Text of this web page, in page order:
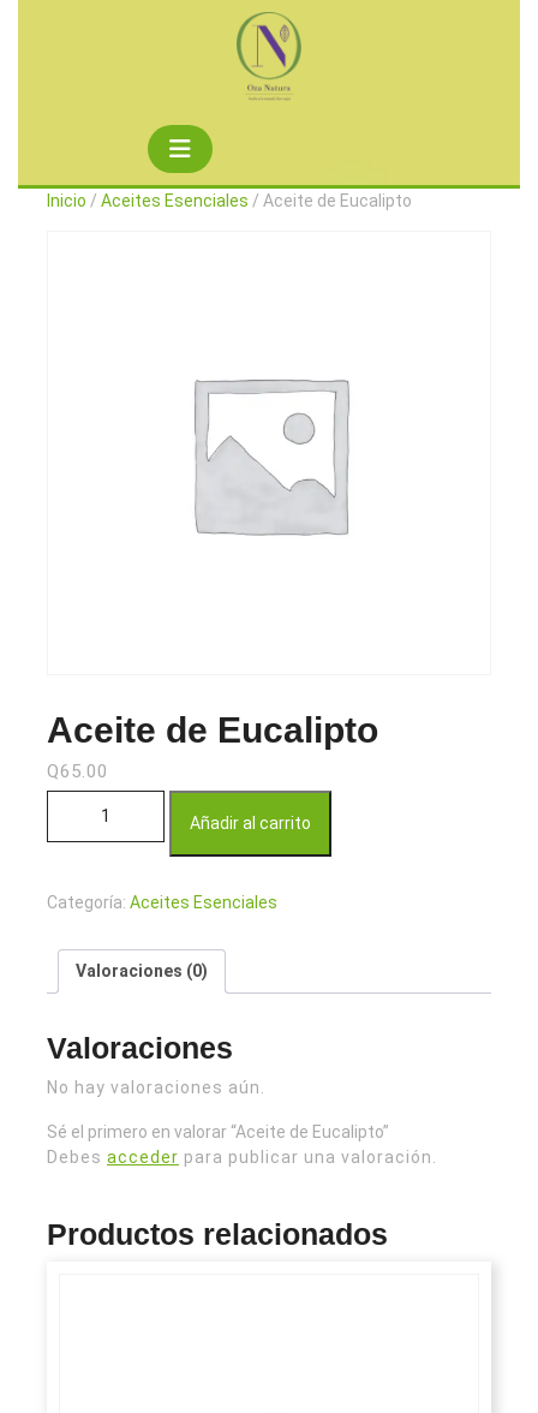
Botón
de
Inicio / Aceites Esenciales / Aceite de Eucalipto
Aceite de Eucalipto
Q65.00
Añadir al carrito
Categoría: Aceites Esenciales
Valoraciones (0)
Valoraciones
No hay valoraciones aún.
Sé el primero en valorar “Aceite de Eucalipto”
Debes acceder para publicar una valoración.
Productos relacionados